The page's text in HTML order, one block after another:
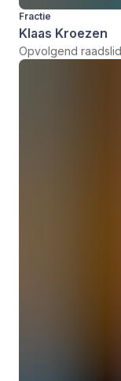
Fractie
Klaas Kroezen
Opvolgend raadslid